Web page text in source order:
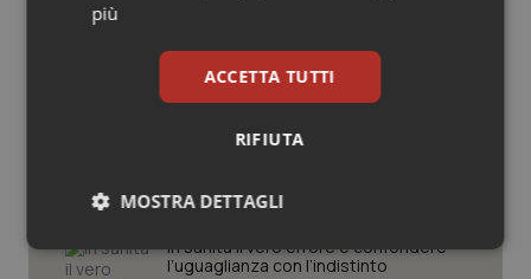
Tumori gastrointestinali
Vaccini
Potrebbe interessarti in
Lettere al direttore
“Hai la diarrea? Vai alla Casa della
Comunità!” Slogan rischioso per una
nuove strutture territoriali.
In sanità il vero errore è confondere
l’uguaglianza con l’indistinto
più
ACCETTA TUTTI
RIFIUTA
MOSTRA DETTAGLI
Necessari Statistici Marketing